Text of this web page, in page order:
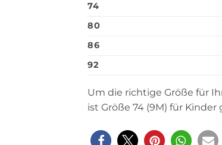
74
80
86
92
Um die richtige Größe für
ist Größe 74 (9M) für